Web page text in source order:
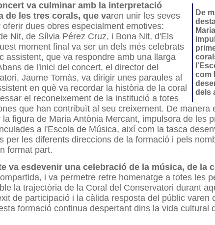
De
com
dels
va culminar amb la interpretació
de les tres corals, que varen unir les seves
oferir dues obres especialment emotives:
Nit, de Sílvia Pérez Cruz, i Bona Nit, d'Els
moment final va ser un dels més celebrats
assistent, que va respondre amb una llarga
de l'inici del concert, el director del
Jaume Tomàs, va dirigir unes paraules al
en què va recordar la història de la coral
el reconeixement de la institució a totes
que han contribuït al seu creixement. De manera
la figura de Maria Antònia Mercant, impulsora de les
a l'Escola de Música, així com la tasca
per les diferents direccions de la formació i pels
format part.
va esdevenir una celebració de la música, de la
i va permetre retre homenatge a totes les
la trajectòria de la Coral del Conservatori durant
de participació i la càlida resposta del públic varen
formació continua despertant dins la vida cultural